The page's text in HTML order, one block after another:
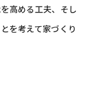
高める工夫、そし
を考えて家づくり